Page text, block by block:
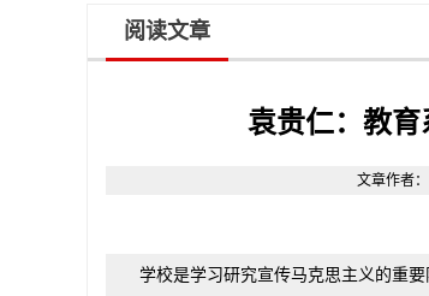
阅读文章
袁贵仁：教
文章作者
学校是学习研究宣传马克思主义的重